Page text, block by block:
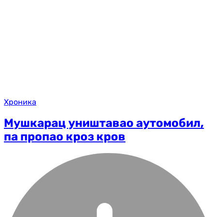
Хроника
Мушкарац уништавао аутомобил,
па пропао кроз кров